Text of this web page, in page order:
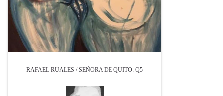
RAFAEL RUALES / SEÑORA DE QUITO: Q5